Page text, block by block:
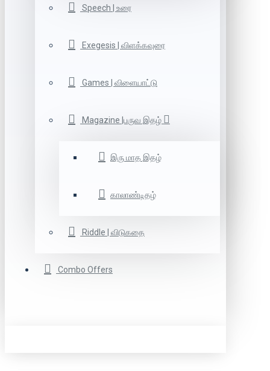
Speech | உரை
Exegesis | விளக்கவுரை
Games | விளையாட்டு
Magazine |பருவ இதழ்
இரு மாத இதழ்
காலாண்டிதழ்
Riddle | விடுகதை
Combo Offers